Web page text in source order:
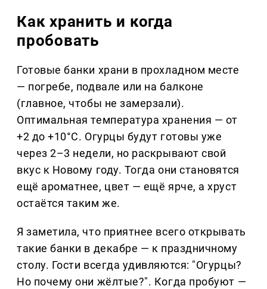
Как хранить и когда
пробовать
Готовые банки храни в прохладном месте
— погребе, подвале или на балконе
(главное, чтобы не замерзали).
Оптимальная температура хранения — от
+2 до +10°C. Огурцы будут готовы уже
через 2–3 недели, но раскрывают свой
вкус к Новому году. Тогда они становятся
ещё ароматнее, цвет — ещё ярче, а хруст
остаётся таким же.
Я заметила, что приятнее всего открывать
такие банки в декабре — к праздничному
столу. Гости всегда удивляются: "Огурцы?
Но почему они жёлтые?". Когда пробуют —